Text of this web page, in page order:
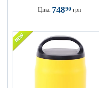
Ціна: 74890 грн